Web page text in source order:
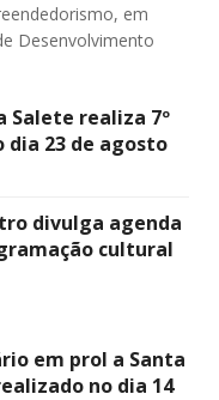
em
Desenvolvimento
Salete realiza 7º
dia 23 de agosto
divulga agenda
cultural
em prol a Santa
no dia 14